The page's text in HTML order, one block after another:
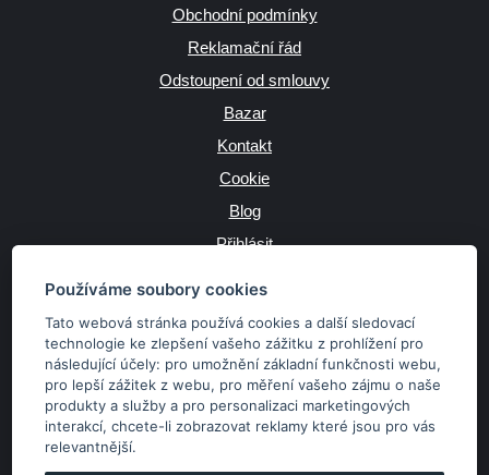
Používáme soubory cookies
Tato webová stránka používá cookies a další sledovací
technologie ke zlepšení vašeho zážitku z prohlížení pro
následující účely: pro umožnění základní funkčnosti webu,
pro lepší zážitek z webu, pro měření vašeho zájmu o naše
produkty a služby a pro personalizaci marketingových
interakcí,chcete-li zobrazovat reklamy které jsou pro vás
relevantnější.
Obchodní podmínky
Reklamační řád
Odstoupení od smlouvy
Bazar
Kontakt
Cookie
Blog
Přihlásit
JAZYK